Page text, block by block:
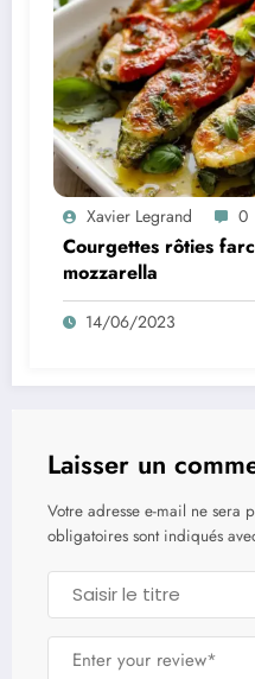
Xavier Legrand 0
Courgettes rôties
mozzarella
14/06/2023
Laisser un
Votre adresse e-mail ne sera
obligatoires sont indiqués